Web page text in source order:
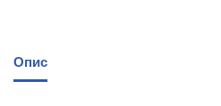
Опис